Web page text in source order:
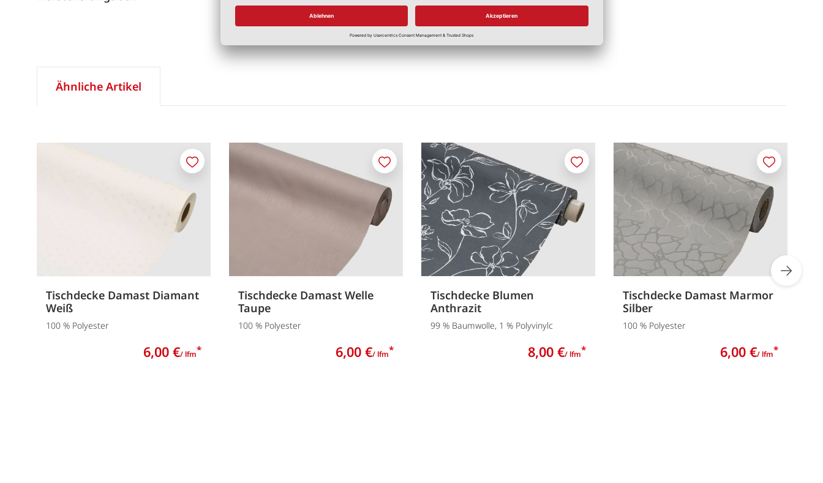
Ähnliche Artikel
Tischdecke Damast Diamant
Weiß
100 % Polyester
6,00 €/ lfm*
Merken
Tischdecke Damast Welle
Taupe
100 % Polyester
6,00 €/ lfm*
Merken
Tischdecke Blumen
Anthrazit
99 % Baumwolle, 1 % Polyvinylc
8,00 €/ lfm*
Merken
Tischdecke Damast Marmor
Silber
100 % Polyester
6,00 €/ lfm*
Merken